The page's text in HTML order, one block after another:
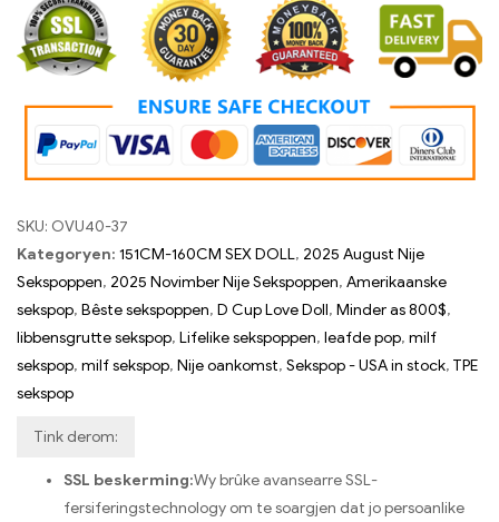
koarting.
Koarting koade:HY50
SKU: OVU40-37
Kategoryen: 151CM-160CM SEX DOLL, 2025 August Nije
Sekspoppen, 2025 Novimber Nije Sekspoppen, Amerikaanske
sekspop, Bêste sekspoppen, D Cup Love Doll, Minder as 800$,
libbensgrutte sekspop, Lifelike sekspoppen, leafde pop, milf
sekspop, milf sekspop, Nije oankomst, Sekspop - USA in stock, TPE
sekspop
Tink derom:
SSL beskerming:Wy brûke avansearre SSL-
fersiferingstechnology om te soargjen dat jo persoanlike